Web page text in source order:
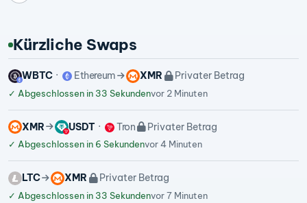
Kürzliche Swaps
WBTC Ethereum XMR Privater Betrag
✓ Abgeschlossen in 33 Sekundenvor 2 Minuten
XMR USDT Tron Privater Betrag
✓ Abgeschlossen in 6 Sekundenvor 4 Minuten
LTC XMR Privater Betrag
✓ Abgeschlossen in 33 Sekundenvor 7 Minuten